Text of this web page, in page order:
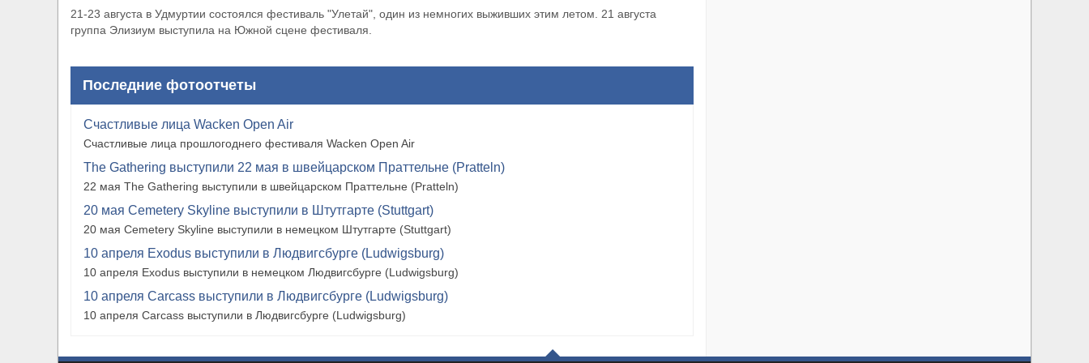
21-23 августа в Удмуртии состоялся фестиваль "Улетай", один из немногих выживших этим летом. 21 августа
группа Элизиум выступила на Южной сцене фестиваля.
Последние фотоотчеты
Счастливые лица Wacken Open Air
Счастливые лица прошлогоднего фестиваля Wacken Open Air
The Gathering выступили 22 мая в швейцарском Праттельне (Pratteln)
22 мая The Gathering выступили в швейцарском Праттельне (Pratteln)
20 мая Cemetery Skyline выступили в Штутгарте (Stuttgart)
20 мая Cemetery Skyline выступили в немецком Штутгарте (Stuttgart)
10 апреля Exodus выступили в Людвигсбурге (Ludwigsburg)
10 апреля Exodus выступили в немецком Людвигсбурге (Ludwigsburg)
10 апреля Carcass выступили в Людвигсбурге (Ludwigsburg)
10 апреля Carcass выступили в Людвигсбурге (Ludwigsburg)